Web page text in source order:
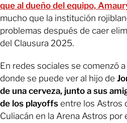
que al dueño del equipo,
mucho que la institución
problemas después de caer
del Clausura 2025.
En redes sociales se comenzó
donde se puede ver al hijo de
de una cerveza, junto a sus
de los playoffs entre los Astros
Culiacán en la Arena Astros por